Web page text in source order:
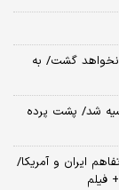
گشت/ به
در روسیه شد/ پشت پرده
ایران و آمریکا/
فیلم